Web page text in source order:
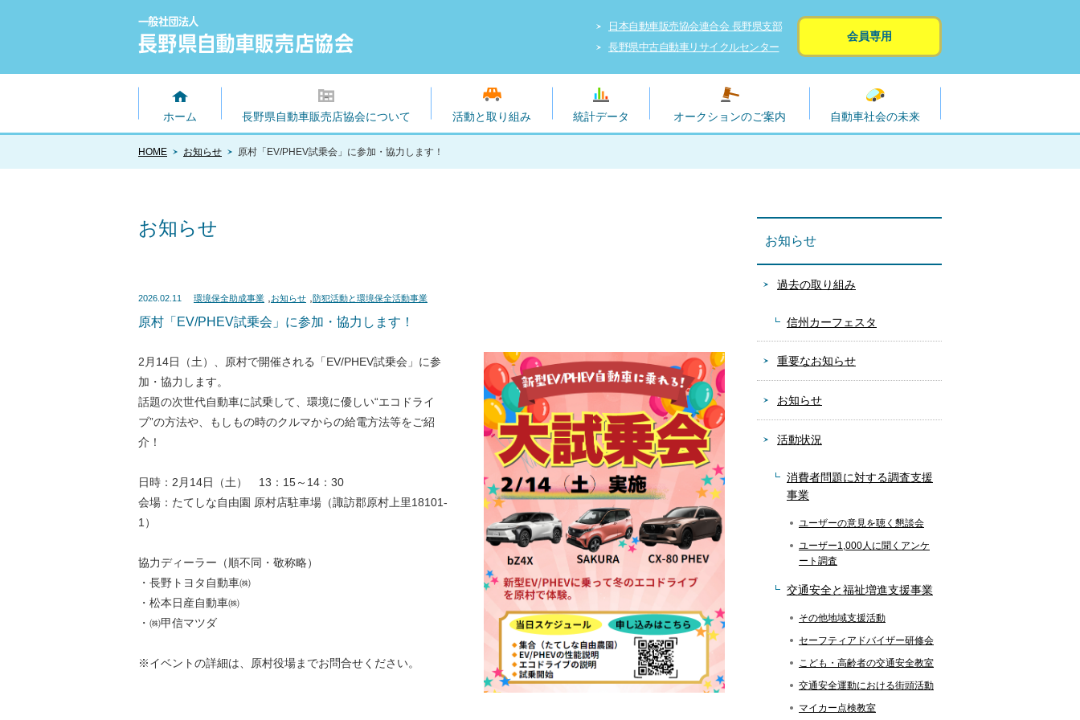
日本自動車販売協会連合会 長野県支部
長野県中古自動車リサイクルセンター
会員専用
ホーム 長野県自動車販売店協会について 活動と取り組み 統計データ オークションのご案内 自動車社会の未来
HOME お知らせ 原村「EV/PHEV試乗会」に参加・協力します！
お知らせ
2026.02.11 環境保全助成事業 お知らせ 防犯活動と環境保全活動事業
原村「EV/PHEV試乗会」に参加・協力します！
2月14日（土）、原村で開催される「EV/PHEV試乗会」に参
加・協力します。
話題の次世代自動車に試乗して、環境に優しい“エコドライ
ブ”の方法や、もしもの時のクルマからの給電方法等をご紹
介！
日時：2月14日（土） 13：15～14：30
会場：たてしな自由園 原村店駐車場（諏訪郡原村上里18101-
1）
協力ディーラー（順不同・敬称略）
・長野トヨタ自動車㈱
・松本日産自動車㈱
・㈱甲信マツダ
※イベントの詳細は、原村役場までお問合せください。
お知らせ
過去の取り組み
信州カーフェスタ
重要なお知らせ
お知らせ
活動状況
消費者問題に対する調査支援
事業
ユーザーの意見を聴く懇談会
ユーザー1,000人に聞くアンケ
ート調査
交通安全と福祉増進支援事業
その他地域支援活動
セーフティアドバイザー研修会
こども・高齢者の交通安全教室
交通安全運動における街頭活動
マイカー点検教室